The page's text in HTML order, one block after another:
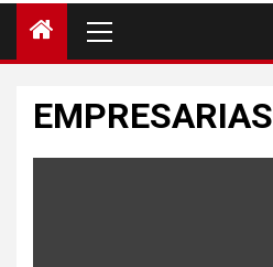
EMPRESARIAS